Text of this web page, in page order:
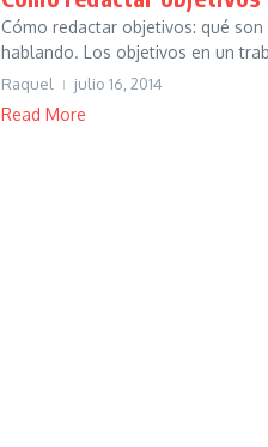
Cómo redactar objetivos: qué
hablando. Los objetivos en un
Raquel julio 16, 2014
Read More